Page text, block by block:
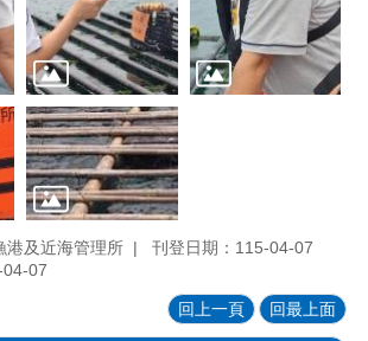
港及近海管理所
刊登日期：115-04-07
07
回上一頁 回最上面